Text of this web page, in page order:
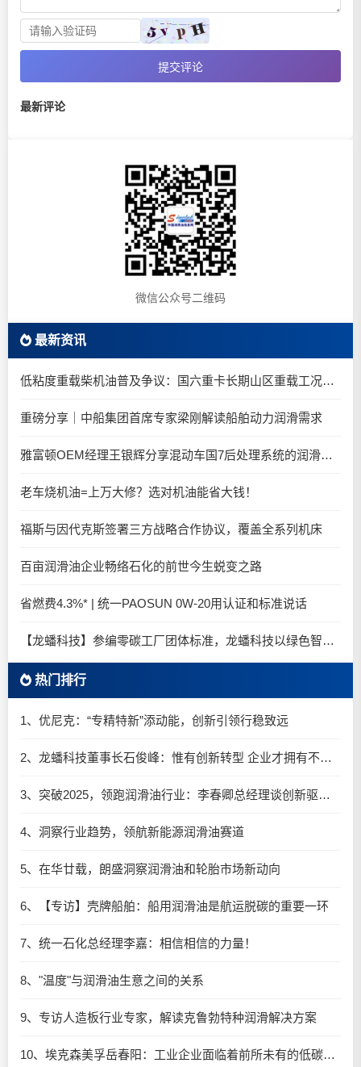
提交评论
最新评论
微信公众号二维码
最新资讯
低粘度重载柴机油普及争议：国六重卡长期山区重载工况是否适合0W-20柴油机油？
重磅分享｜中船集团首席专家梁刚解读船舶动力润滑需求
雅富顿OEM经理王银辉分享混动车国7后处理系统的润滑油要求
老车烧机油=上万大修？选对机油能省大钱！
福斯与因代克斯签署三方战略合作协议，覆盖全系列机床
百亩润滑油企业畅络石化的前世今生蜕变之路
省燃费4.3%* | 统一PAOSUN 0W-20用认证和标准说话
【龙蟠科技】参编零碳工厂团体标准，龙蟠科技以绿色智造锚定零碳未来
热门排行
1、优尼克：“专精特新”添动能，创新引领行稳致远
2、龙蟠科技董事长石俊峰：惟有创新转型 企业才拥有不竭的动力
3、突破2025，领跑润滑油行业：李春卿总经理谈创新驱动的炸裂增长
4、洞察行业趋势，领航新能源润滑油赛道
5、在华廿载，朗盛洞察润滑油和轮胎市场新动向
6、【专访】壳牌船舶：船用润滑油是航运脱碳的重要一环
7、统一石化总经理李嘉：相信相信的力量！
8、"温度"与润滑油生意之间的关系
9、专访人造板行业专家，解读克鲁勃特种润滑解决方案
10、埃克森美孚岳春阳：工业企业面临着前所未有的低碳转型机遇